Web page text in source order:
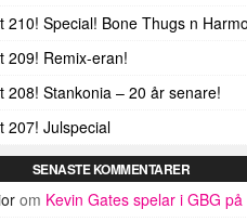
209! Remix-eran!
208! Stankonia – 20 år senare!
207! Julspecial
SENASTE KOMMENTARER
om Kevin Gates spelar i GBG på onsdag